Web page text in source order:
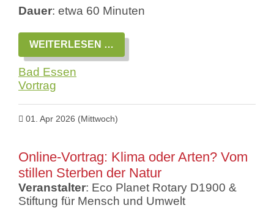
Dauer: etwa 60 Minuten
WEITERLESEN …
BAD
ESSEN
WAS
WIR
Bad Essen
Vortrag
01. Apr 2026 (Mittwoch)
Online-Vortrag: Klima oder Arten? Vom
stillen Sterben der Natur
Veranstalter: Eco Planet Rotary D1900 &
Stiftung für Mensch und Umwelt